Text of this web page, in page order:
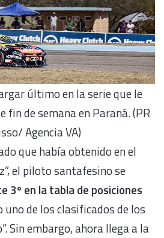
último en la serie que le
de semana en Paraná. (PR
Agencia VA)
que había obtenido en el
el piloto santafesino se
3º en la tabla de posiciones
uno de los clasificados de los
Sin embargo, ahora llega a la